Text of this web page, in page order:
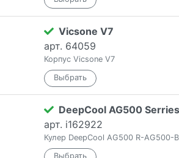
Vicsone V7
арт. 64059
Корпус Vicsone V7
DeepCool AG500 Serries
арт. i162922
Кулер DeepCool AG500 R-AG500-